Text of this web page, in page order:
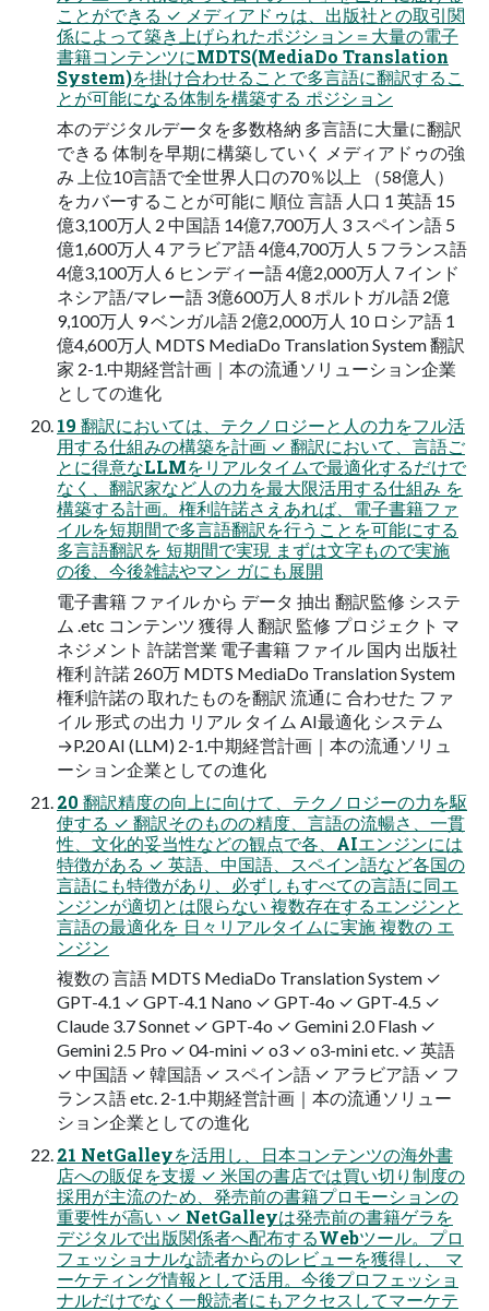
ことができる ✓ メディアドゥは、出版社との取引関
係によって築き上げられたポジション＝大量の電子
書籍コンテンツにMDTS(MediaDo Translation
System)を掛け合わせることで多言語に翻訳するこ
とが可能になる体制を構築する ポジション
本のデジタルデータを多数格納 多言語に大量に翻訳
できる 体制を早期に構築していく メディアドゥの強
み 上位10言語で全世界人口の70％以上 （58億人）
をカバーすることが可能に 順位 言語 人口 1 英語 15
億3,100万人 2 中国語 14億7,700万人 3 スペイン語 5
億1,600万人 4 アラビア語 4億4,700万人 5 フランス語
4億3,100万人 6 ヒンディー語 4億2,000万人 7 インド
ネシア語/マレー語 3億600万人 8 ポルトガル語 2億
9,100万人 9 ベンガル語 2億2,000万人 10 ロシア語 1
億4,600万人 MDTS MediaDo Translation System 翻訳
家 2-1.中期経営計画｜本の流通ソリューション企業
としての進化
19 翻訳においては、テクノロジーと人の力をフル活
用する仕組みの構築を計画 ✓ 翻訳において、言語ご
とに得意なLLMをリアルタイムで最適化するだけで
なく、翻訳家など人の力を最大限活用する仕組み を
構築する計画。権利許諾さえあれば、電子書籍ファ
イルを短期間で多言語翻訳を行うことを可能にする
多言語翻訳を 短期間で実現 まずは文字もので実施
の後、今後雑誌やマン ガにも展開
電子書籍 ファイル から データ 抽出 翻訳監修 システ
ム .etc コンテンツ 獲得 人 翻訳 監修 プロジェクト マ
ネジメント 許諾営業 電子書籍 ファイル 国内 出版社
権利 許諾 260万 MDTS MediaDo Translation System
権利許諾の 取れたものを翻訳 流通に 合わせた ファ
イル 形式 の出力 リアル タイム AI最適化 システム
→P.20 AI (LLM) 2-1.中期経営計画｜本の流通ソリュ
ーション企業としての進化
20 翻訳精度の向上に向けて、テクノロジーの力を駆
使する ✓ 翻訳そのものの精度、言語の流暢さ、一貫
性、文化的妥当性などの観点で各、AIエンジンには
特徴がある ✓ 英語、中国語、スペイン語など各国の
言語にも特徴があり、必ずしもすべての言語に同エ
ンジンが適切とは限らない 複数存在するエンジンと
言語の最適化を 日々リアルタイムに実施 複数の エ
ンジン
複数の 言語 MDTS MediaDo Translation System ✓
GPT-4.1 ✓ GPT-4.1 Nano ✓ GPT-4o ✓ GPT-4.5 ✓
Claude 3.7 Sonnet ✓ GPT-4o ✓ Gemini 2.0 Flash ✓
Gemini 2.5 Pro ✓ 04-mini ✓ o3 ✓ o3-mini etc. ✓ 英語
✓ 中国語 ✓ 韓国語 ✓ スペイン語 ✓ アラビア語 ✓ フ
ランス語 etc. 2-1.中期経営計画｜本の流通ソリュー
ション企業としての進化
21 NetGalleyを活用し、日本コンテンツの海外書
店への販促を支援 ✓ 米国の書店では買い切り制度の
採用が主流のため、発売前の書籍プロモーションの
重要性が高い ✓ NetGalleyは発売前の書籍ゲラを
デジタルで出版関係者へ配布するWebツール。プロ
フェッショナルな読者からのレビューを獲得し、 マ
ーケティング情報として活用。今後プロフェッショ
ナルだけでなく一般読者にもアクセスしてマーケテ